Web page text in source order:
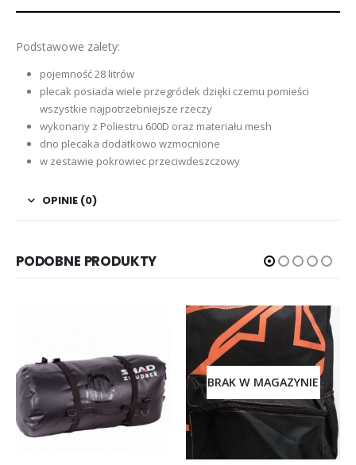
Podstawowe zalety:
pojemność 28 litrów
plecak posiada wiele przegródek dzięki czemu pomieści
wszystkie najpotrzebniejsze rzeczy
wykonany z Poliestru 600D oraz materiału mesh
dno plecaka dodatkowo wzmocnione
w zestawie pokrowiec przeciwdeszczowy
OPINIE (0)
PODOBNE PRODUKTY
BRAK W MAGAZYNIE